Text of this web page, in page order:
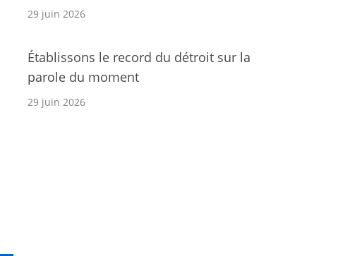
29 juin 2026
Établissons le record du détroit sur la
parole du moment
29 juin 2026